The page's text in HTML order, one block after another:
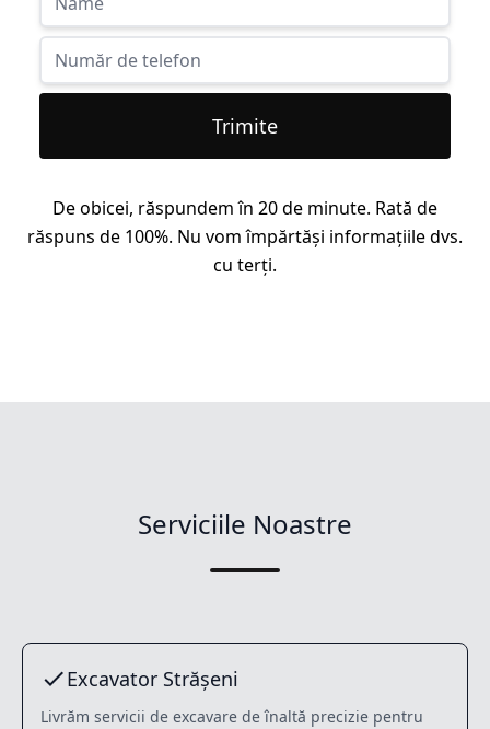
Trimite
De obicei, răspundem în 20 de minute. Rată de
răspuns de 100%. Nu vom împărtăși informațiile dvs.
cu terți.
Serviciile Noastre
Excavator Strășeni
Livrăm servicii de excavare de înaltă precizie pentru